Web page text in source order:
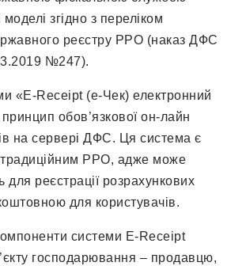
моделі згідно з переліком
реєстру РРО (наказ ДФС
№247).
«E-Receipt (e-Чек) електронний
обов’язкової он-лайн
на сервері ДФС. Ця система є
РРО, адже може
для реєстрації розрахункових
для користувачів.
системи E-Receipt
господарювання – продавцю,